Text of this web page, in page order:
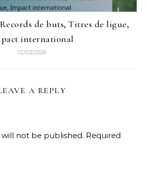
de buts, Titres de ligue,
international
02/03/2026
A REPLY
will not be published. Required